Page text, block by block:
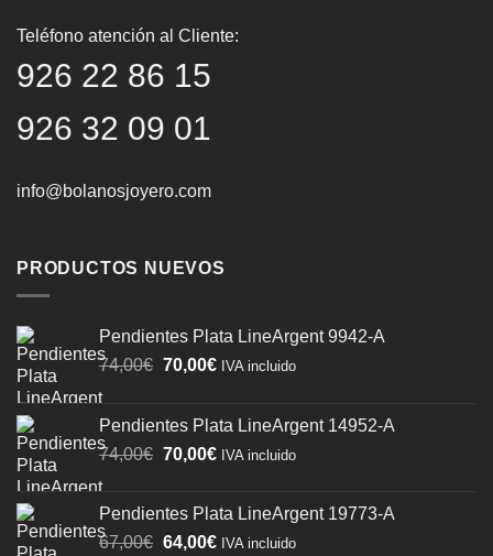
Teléfono atención al Cliente:
926 22 86 15
926 32 09 01
info@bolanosjoyero.com
PRODUCTOS NUEVOS
Pendientes Plata LineArgent 9942-A
74,00€ El
era:
74,00€.
70,00€El
es:
70,00€.
IVA incluido
Pendientes Plata LineArgent 14952-A
74,00€ El
era:
74,00€.
70,00€El
es:
70,00€.
IVA incluido
Pendientes Plata LineArgent 19773-A
67,00€ El
64,00€ElIVA incluido